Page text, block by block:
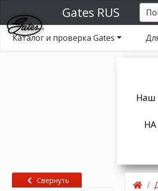
Gates RUS
Каталог и проверка Gates
Наш
Свернуть